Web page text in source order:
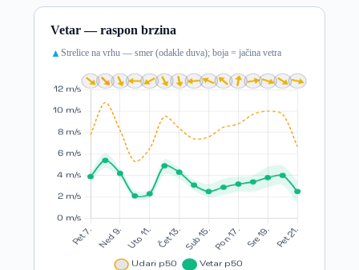
Vetar — raspon brzina
▲ Strelice na vrhu — smer (odakle duva); boja = jačina vetra